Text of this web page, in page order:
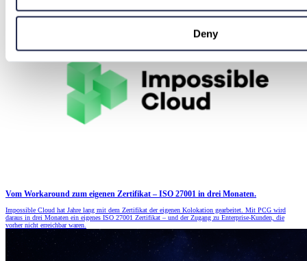
Deny
Vom Workaround zum eigenen Zertifikat – ISO 27001 in drei Monaten.
Impossible Cloud hat Jahre lang mit dem Zertifikat der eigenen Kolokation gearbeitet. Mit PCG wird
daraus in drei Monaten ein eigenes ISO 27001 Zertifikat – und der Zugang zu Enterprise-Kunden, die
vorher nicht erreichbar waren.